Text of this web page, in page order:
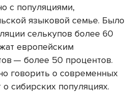
с популяциями,
языковой семье. Было
селькупов более 60
европейским
— более 50 процентов.
говорить о современных
сибирских популяциях.